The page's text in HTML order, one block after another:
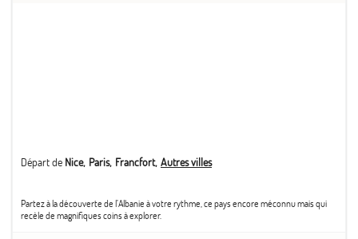
Départ de Nice Paris Francfort Autres villes
Partez à la découverte de l’Albanie à votre rythme, ce pays encore méconnu mais qui
recèle de magnifiques coins à explorer.